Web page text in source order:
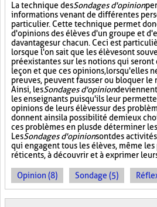
La technique desSondages d'opinion
informations venant de différentes
particulier. Cette technique permet
d'opinions des élèves d'un groupe et
davantage sur chacun. Ceci est
lorsque l'on sait que les élèves ont
préexistantes sur les notions qui seront
leçon et que ces opinions, lorsqu'elles
preuves, peuvent fausser ou bloquer le
Ainsi, lesSondages d'opinion
les enseignants puisqu'ils leur
opinions de leurs élèves sur des
donnent ainsi la possibilité de mieux
ces problèmes en plus de déterminer
LesSondages d'opinionsont des
qui engagent tous les élèves, même les
réticents, à découvrir et à exprimer
Opinion (8) Sondage (5)